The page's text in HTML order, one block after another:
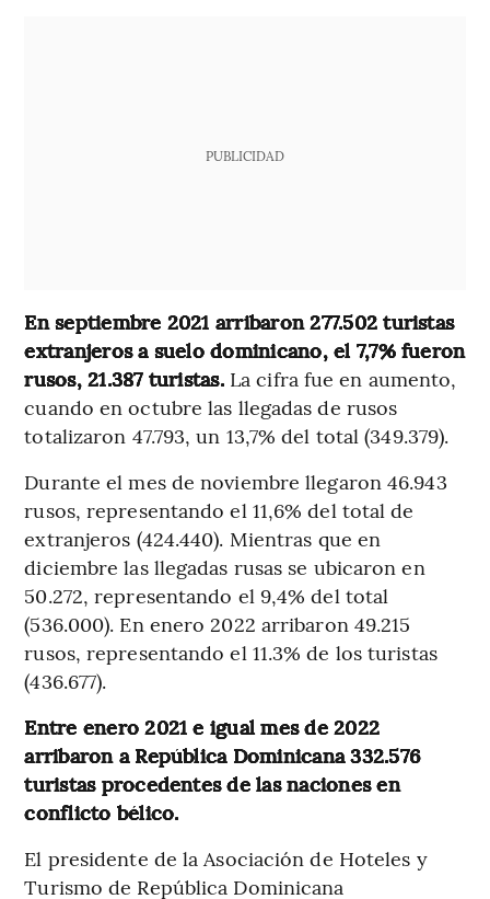
PUBLICIDAD
En septiembre 2021 arribaron 277.502 turistas
extranjeros a suelo dominicano, el 7,7% fueron
rusos, 21.387 turistas.La cifra fue en aumento,
cuando en octubre las llegadas de rusos
totalizaron 47.793, un 13,7% del total (349.379).
Durante el mes de noviembre llegaron 46.943
rusos, representando el 11,6% del total de
extranjeros (424.440). Mientras que en
diciembre las llegadas rusas se ubicaron en
50.272, representando el 9,4% del total
(536.000). En enero 2022 arribaron 49.215
rusos, representando el 11.3% de los turistas
(436.677).
Entre enero 2021 e igual mes de 2022
arribaron a República Dominicana 332.576
turistas procedentes de las naciones en
conflicto bélico.
El presidente de la Asociación de Hoteles y
Turismo de República Dominicana